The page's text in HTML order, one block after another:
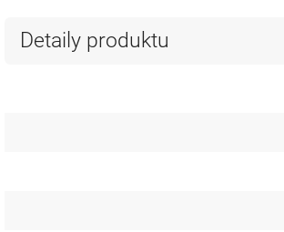
Detaily produktu